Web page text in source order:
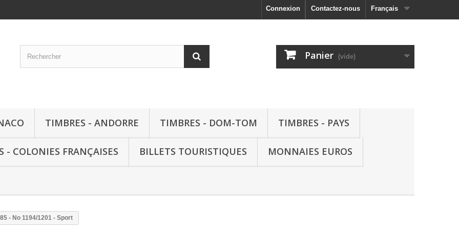
Français
Contactez-nous
Connexion
Panier (vide)
TIMBRES - ANDORRE TIMBRES - DOM-TOM TIMBRES - PAYS
- COLONIES FRANÇAISES BILLETS TOURISTIQUES MONNAIES EUROS
- No 1194/1201 - Sport